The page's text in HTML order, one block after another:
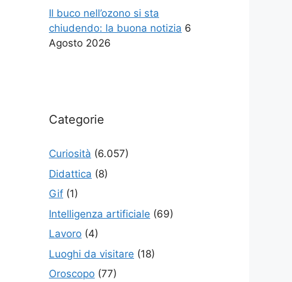
Il buco nell’ozono si sta
chiudendo: la buona notizia 6
Agosto 2026
Categorie
Curiosità (6.057)
Didattica (8)
Gif (1)
Intelligenza artificiale (69)
Lavoro (4)
Luoghi da visitare (18)
Oroscopo (77)